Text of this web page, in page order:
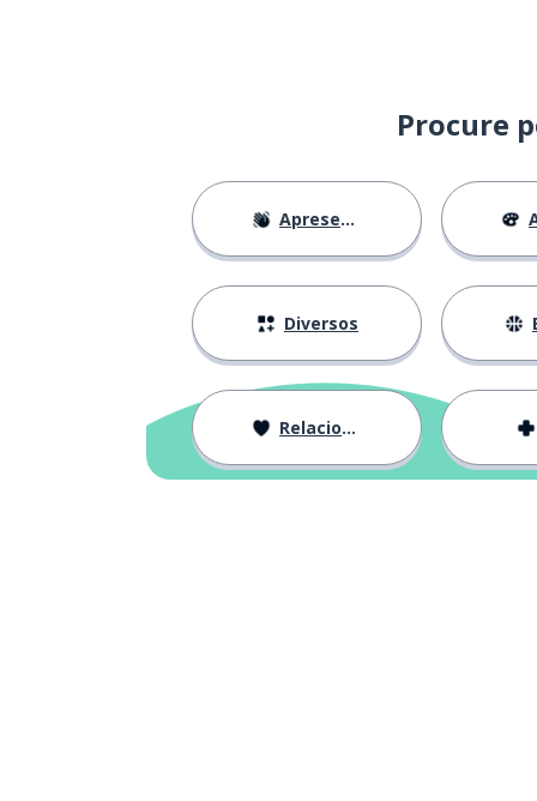
Procure
Apresentações
Diversos
Relacionamentos